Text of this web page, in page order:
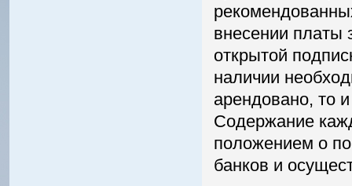
внесении платы
открытой
наличии
арендовано, то
Содержание
положением о
банков и